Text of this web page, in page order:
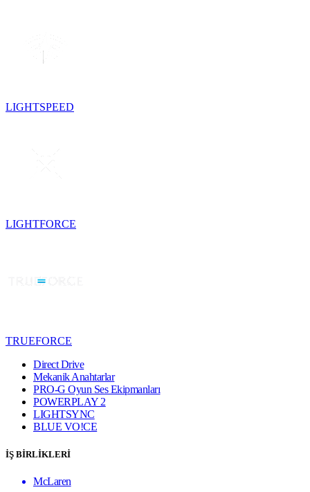
LIGHTSPEED
LIGHTFORCE
TRUEFORCE
Direct Drive
Mekanik Anahtarlar
PRO-G Oyun Ses Ekipmanları
POWERPLAY 2
LIGHTSYNC
BLUE VO!CE
İŞ BİRLİKLERİ
McLaren